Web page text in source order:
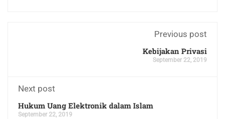
Previous post
Kebijakan Privasi
September 22, 2019
Next post
Hukum Uang Elektronik dalam Islam
September 22, 2019